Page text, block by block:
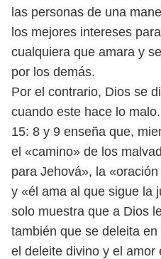
las personas de una
los mejores intereses
cualquiera que amara y
por los demás.
Por el contrario, Dios se
cuando este hace lo
15: 8 y 9 enseña que,
el «camino» de los
para Jehová», la
y «él ama al que sigue la
solo muestra que a Dios
también que se deleita
el deleite divino y el amor